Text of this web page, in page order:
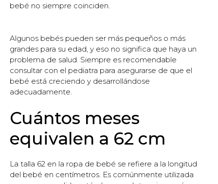
bebé no siempre coinciden.
Algunos bebés pueden ser más pequeños o más
grandes para su edad, y eso no significa que haya un
problema de salud. Siempre es recomendable
consultar con el pediatra para asegurarse de que el
bebé está creciendo y desarrollándose
adecuadamente.
Cuántos meses
equivalen a 62 cm
La talla 62 en la ropa de bebé se refiere a la longitud
del bebé en centímetros. Es comúnmente utilizada